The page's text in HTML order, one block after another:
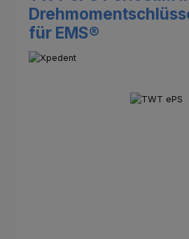
für EMS®
Bildergalerie überspringen